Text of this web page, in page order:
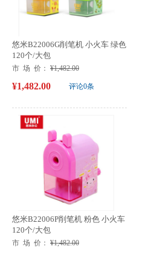
悠米B22006G削笔机 小火车 绿色
120个/大包
市 场 价： ¥1,482.00
评论0条
¥1,482.00
悠米B22006P削笔机 粉色 小火车
120个/大包
市 场 价： ¥1,482.00